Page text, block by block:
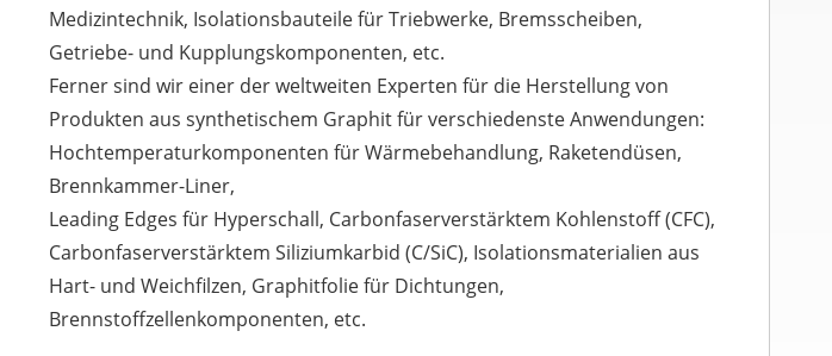
Medizintechnik, Isolationsbauteile für Triebwerke, Bremsscheiben,
Getriebe- und Kupplungskomponenten, etc.
Ferner sind wir einer der weltweiten Experten für die Herstellung von
Produkten aus synthetischem Graphit für verschiedenste Anwendungen:
Hochtemperaturkomponenten für Wärmebehandlung, Raketendüsen,
Brennkammer-Liner,
Leading Edges für Hyperschall, Carbonfaserverstärktem Kohlenstoff (CFC),
Carbonfaserverstärktem Siliziumkarbid (C/SiC), Isolationsmaterialien aus
Hart- und Weichfilzen, Graphitfolie für Dichtungen,
Brennstoffzellenkomponenten, etc.